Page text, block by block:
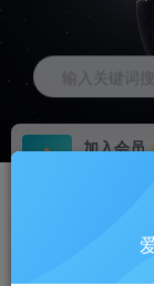
输入关键词
加入会员
推广返佣